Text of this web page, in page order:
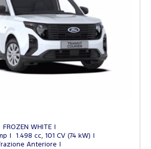
FROZEN WHITE
1.498 cc, 101 CV (74 kW)
Anteriore